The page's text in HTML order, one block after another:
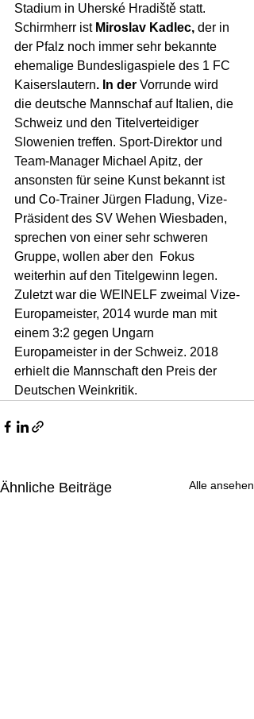
Stadium in Uherské Hradiště statt.
Schirmherr ist Miroslav Kadlec, der in
der Pfalz noch immer sehr bekannte
ehemalige Bundesligaspiele des 1 FC
Kaiserslautern. In der Vorrunde wird
die deutsche Mannschaf auf Italien, die
Schweiz und den Titelverteidiger
Slowenien treffen. Sport-Direktor und
Team-Manager Michael Apitz, der
ansonsten für seine Kunst bekannt ist
und Co-Trainer Jürgen Fladung, Vize-
Präsident des SV Wehen Wiesbaden,
sprechen von einer sehr schweren
Gruppe, wollen aber den  Fokus
weiterhin auf den Titelgewinn legen.
Zuletzt war die WEINELF zweimal Vize-
Europameister, 2014 wurde man mit
einem 3:2 gegen Ungarn
Europameister in der Schweiz. 2018
erhielt die Mannschaft den Preis der
Deutschen Weinkritik.
Ähnliche Beiträge Alle ansehen